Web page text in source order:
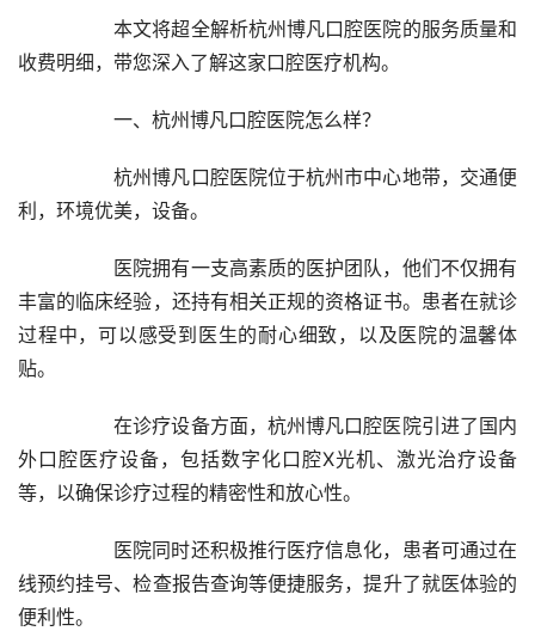
		本文将超全解析杭州博凡口腔医院的服务质量和
收费明细，带您深入了解这家口腔医疗机构。
		一、杭州博凡口腔医院怎么样？
		杭州博凡口腔医院位于杭州市中心地带，交通便
利，环境优美，设备。
丰富的临床经验，还持有相关正规的资格证书。患者在就诊
过程中，可以感受到医生的耐心细致，以及医院的温馨体
贴。
		在诊疗设备方面，杭州博凡口腔医院引进了国内
外口腔医疗设备，包括数字化口腔X光机、激光治疗设备
等，以确保诊疗过程的精密性和放心性。
线预约挂号、检查报告查询等便捷服务，提升了就医体验的
便利性。